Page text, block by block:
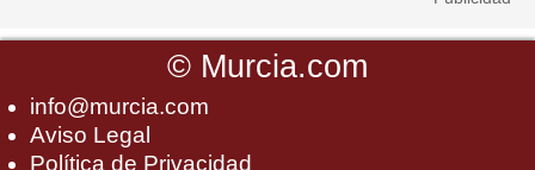
© Murcia.com
info@murcia.com
Aviso Legal
Política de Privacidad